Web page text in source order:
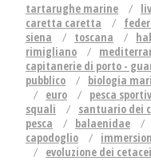
tartarughe marine
caretta caretta
siena
toscana
rimigliano
capitanerie di porto -
pubblico
biologia
euro
pesca
squali
santuario dei
pesca
balaenidae
capodoglio
evoluzione dei cetacei